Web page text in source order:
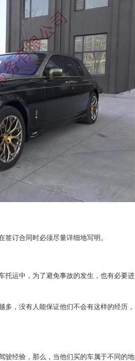
订合同时必须尽量详细地写明。
托运中，为了避免事故的发生，也有必要进
，没有人能保证他们不会有这样的经历，
驶经验，那么，当他们买的车属于不同的地